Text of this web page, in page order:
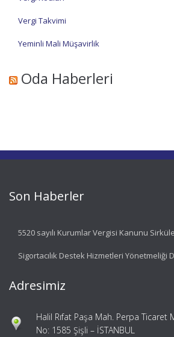
Vergi Takvimi
Yeminli Mali Müşavirlik
Oda Haberleri
Son Haberler
5520 sayılı Kurumlar Vergisi Kanunu
Sigortacılık Destek Hizmetleri Yönetmeliği
Adresimiz
Halil Rıfat Paşa Mah. Perpa Ticaret
No: 1585 Şişli – İSTANBUL